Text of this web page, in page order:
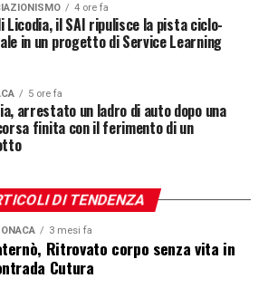
4 ore fa
Licodia, il SAI ripulisce la pista ciclo-
in un progetto di Service Learning
5 ore fa
arrestato un ladro di auto dopo una
finita con il ferimento di un
DI TENDENZA
3 mesi fa
Ritrovato corpo senza vita in
Cutura